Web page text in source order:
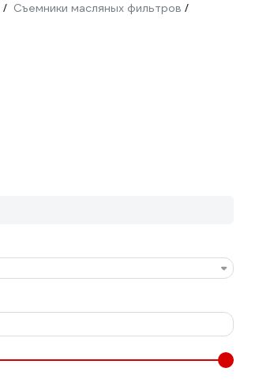
/ Съемники масляных фильтров /